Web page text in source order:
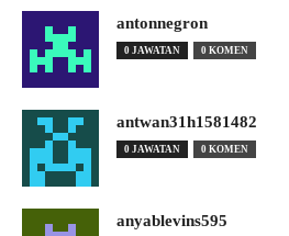
antonnegron
0 JAWATAN 0 KOMEN
antwan31h1581482
0 JAWATAN 0 KOMEN
anyablevins595